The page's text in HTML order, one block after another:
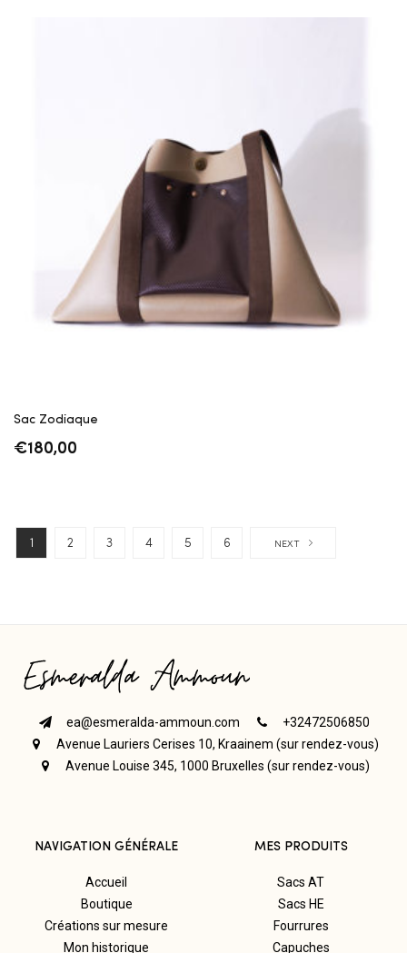
Sac Zodiaque
€180,00
1 2 3 4 5 6 NEXT
ea@esmeralda-ammoun.com
+32472506850
Avenue Lauriers Cerises 10, Kraainem (sur rendez-vous)
Avenue Louise 345, 1000 Bruxelles (sur rendez-vous)
NAVIGATION GÉNÉRALE
Accueil
Boutique
Créations sur mesure
Mon historique
MES PRODUITS
Sacs AT
Sacs HE
Fourrures
Capuches